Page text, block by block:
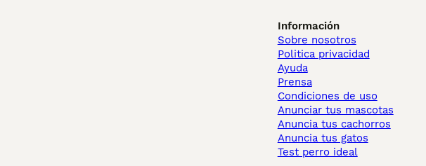
Información
Sobre nosotros
Politica privacidad
Ayuda
Prensa
Condiciones de uso
Anunciar tus mascotas
Anuncia tus cachorros
Anuncia tus gatos
Test perro ideal